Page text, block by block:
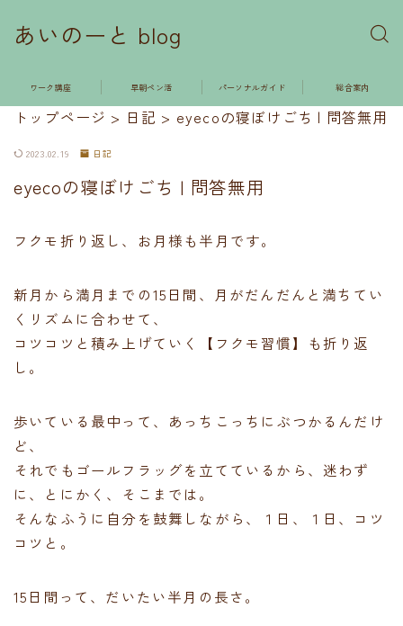
あいのーと blog
ワーク講座 早朝ペン活 パーソナルガイド 総合案内
トップページ > 日記 > eyecoの寝ぼけごち | 問答無用
2023.02.19 日記
eyecoの寝ぼけごち | 問答無用
フクモ折り返し、お月様も半月です。
新月から満月までの15日間、月がだんだんと満ちてい
くリズムに合わせて、
コツコツと積み上げていく【フクモ習慣】も折り返
し。
歩いている最中って、あっちこっちにぶつかるんだけ
ど、
それでもゴールフラッグを立てているから、迷わず
に、とにかく、そこまでは。
そんなふうに自分を鼓舞しながら、１日、１日、コツ
コツと。
15日間って、だいたい半月の長さ。